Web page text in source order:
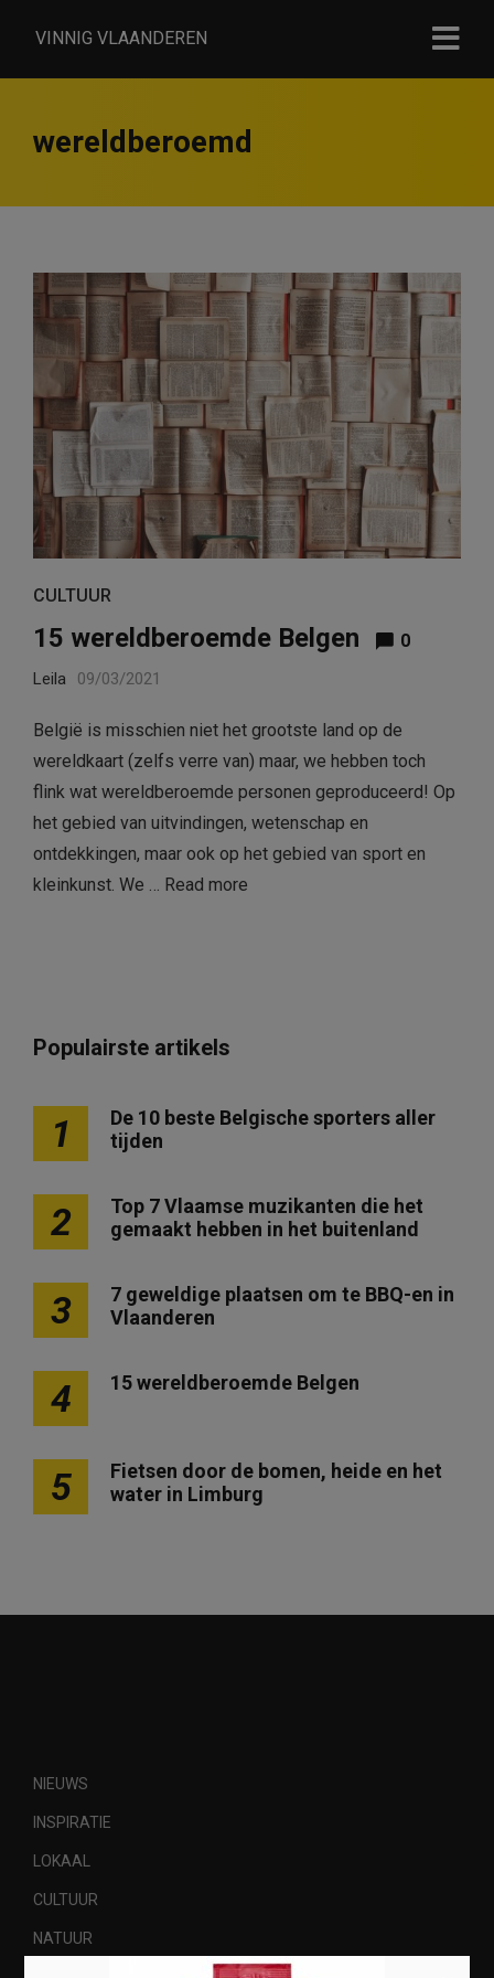
VINNIG VLAANDEREN
wereldberoemd
CULTUUR
15 wereldberoemde Belgen 0
Leila 09/03/2021
België is misschien niet het grootste land op de
wereldkaart (zelfs verre van) maar, we hebben toch
flink wat wereldberoemde personen geproduceerd! Op
het gebied van uitvindingen, wetenschap en
ontdekkingen, maar ook op het gebied van sport en
kleinkunst. We … Read more
Populairste artikels
1
De 10 beste Belgische sporters aller
tijden
2
Top 7 Vlaamse muzikanten die het
gemaakt hebben in het buitenland
3
7 geweldige plaatsen om te BBQ-en in
Vlaanderen
4 15 wereldberoemde Belgen
5
Fietsen door de bomen, heide en het
water in Limburg
NIEUWS
INSPIRATIE
LOKAAL
CULTUUR
NATUUR